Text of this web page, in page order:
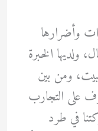
وأضرارها
ولديها الخبرة
ومن بين
على التجارب
في طرد